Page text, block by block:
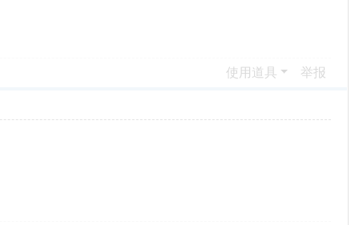
使用道具 举报